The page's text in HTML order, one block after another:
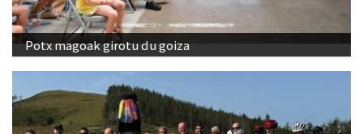
Potx magoak girotu du goiza